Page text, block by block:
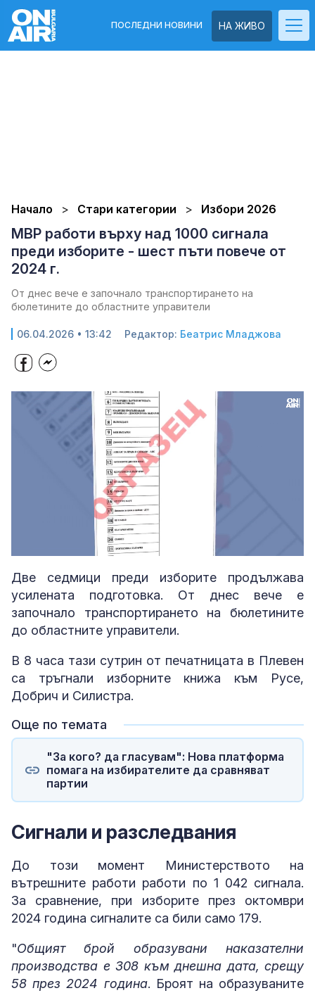
НА ЖИВО
ПОСЛЕДНИ НОВИНИ
Начало Стари категории Избори 2026
МВР работи върху над 1000 сигнала
преди изборите - шест пъти повече от
2024 г.
От днес вече е започнало транспортирането на
бюлетините до областните управители
06.04.2026 • 13:42 Редактор: Беатрис Младжова
Loaded:
39.19%
Две седмици преди изборите продължава
усилената подготовка. От днес вече е
започнало транспортирането на бюлетините
до областните управители.
В 8 часа тази сутрин от печатницата в Плевен
са тръгнали изборните книжа към Русе,
Добрич и Силистра.
Още по темата
"За кого? да гласувам": Нова платформа
помага на избирателите да сравняват
партии
Сигнали и разследвания
До този момент Министерството на
вътрешните работи работи по 1 042 сигнала.
За сравнение, при изборите през октомври
2024 година сигналите са били само 179.
"Общият брой образувани наказателни
производства е 308 към днешна дата, срещу
58 през 2024 година. Броят на образуваните